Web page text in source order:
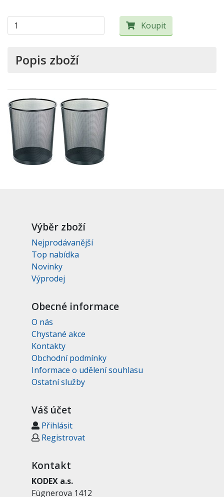
Koupit
Popis zboží
Výběr zboží
Nejprodávanější
Top nabídka
Novinky
Výprodej
Obecné informace
O nás
Chystané akce
Kontakty
Obchodní podmínky
Informace o udělení souhlasu
Ostatní služby
Váš účet
Přihlásit
Registrovat
Kontakt
KODEX a.s.
Fügnerova 1412